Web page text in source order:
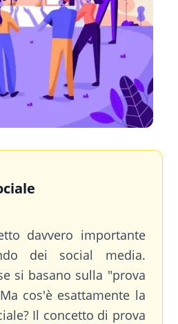
davvero importante
dei social media.
si basano sulla "prova
cos'è esattamente la
Il concetto di prova